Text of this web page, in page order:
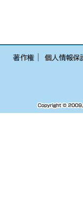
著作権 │個人情報保